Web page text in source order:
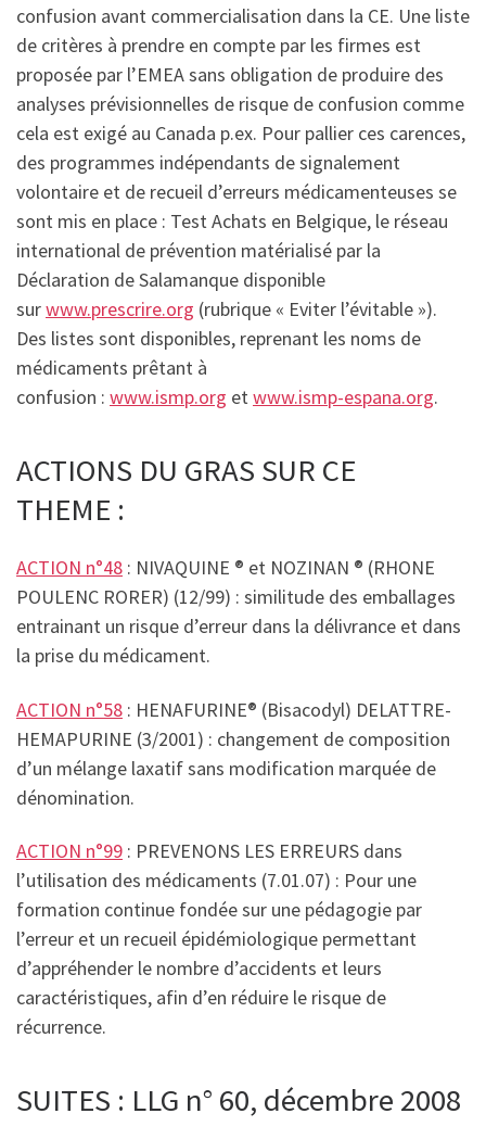
confusion avant commercialisation dans la CE. Une liste
de critères à prendre en compte par les firmes est
proposée par l’EMEA sans obligation de produire des
analyses prévisionnelles de risque de confusion comme
cela est exigé au Canada p.ex. Pour pallier ces carences,
des programmes indépendants de signalement
volontaire et de recueil d’erreurs médicamenteuses se
sont mis en place : Test Achats en Belgique, le réseau
international de prévention matérialisé par la
Déclaration de Salamanque disponible
surwww.prescrire.org (rubrique « Eviter l’évitable »).
Des listes sont disponibles, reprenant les noms de
médicaments prêtant à
confusion : www.ismp.org etwww.ismp-espana.org.
ACTIONS DU GRAS SUR CE
THEME :
ACTION n°48 : NIVAQUINE ® et NOZINAN ® (RHONE
POULENC RORER) (12/99) : similitude des emballages
entrainant un risque d’erreur dans la délivrance et dans
la prise du médicament.
ACTION n°58 : HENAFURINE® (Bisacodyl) DELATTRE-
HEMAPURINE (3/2001) : changement de composition
d’un mélange laxatif sans modification marquée de
dénomination.
ACTION n°99 : PREVENONS LES ERREURS dans
l’utilisation des médicaments (7.01.07) : Pour une
formation continue fondée sur une pédagogie par
l’erreur et un recueil épidémiologique permettant
d’appréhender le nombre d’accidents et leurs
caractéristiques, afin d’en réduire le risque de
récurrence.
SUITES : LLG n° 60, décembre 2008